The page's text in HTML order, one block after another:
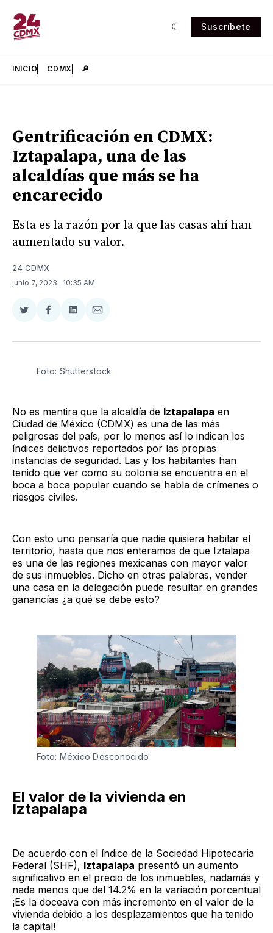
Suscríbete
INICIO CDMX 🔎
Gentrificación en CDMX:
Iztapalapa, una de las
alcaldías que más se ha
encarecido
Esta es la razón por la que las casas ahí han
aumentado su valor.
24 CDMX
junio 7, 2023 . 10:35 AM
Compartir
Twitter
Compartir
Facebook
Compartir
LinkedIn
Compartir
Email
Foto: Shutterstock
No es mentira que la alcaldía de Iztapalapa en
Ciudad de México (CDMX) es una de las más
peligrosas del país, por lo menos así lo indican los
índices delictivos reportados por las propias
instancias de seguridad. Las y los habitantes han
tenido que ver como su colonia se encuentra en el
boca a boca popular cuando se habla de crímenes o
riesgos civiles.
Con esto uno pensaría que nadie quisiera habitar el
territorio, hasta que nos enteramos de que Iztalapa
es una de las regiones mexicanas con mayor valor
de sus inmuebles. Dicho en otras palabras, vender
una casa en la delegación puede resultar en grandes
ganancías ¿a qué se debe esto?
Foto: México Desconocido
El valor de la vivienda en
Iztapalapa
De acuerdo con el índice de la Sociedad Hipotecaria
Federal (SHF), Iztapalapa presentó un aumento
significativo en el precio de los inmuebles, nadamás y
nada menos que del 14.2% en la variación porcentual
¡Es la doceava con más incremento en el valor de la
vivienda debido a los desplazamientos que ha tenido
la capital!